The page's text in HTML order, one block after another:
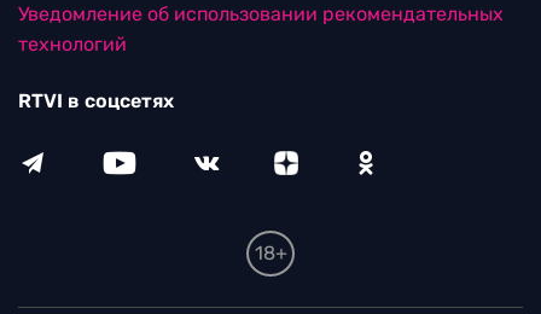
Уведомление об использовании рекомендательных
технологий
RTVI в соцсетях
18+